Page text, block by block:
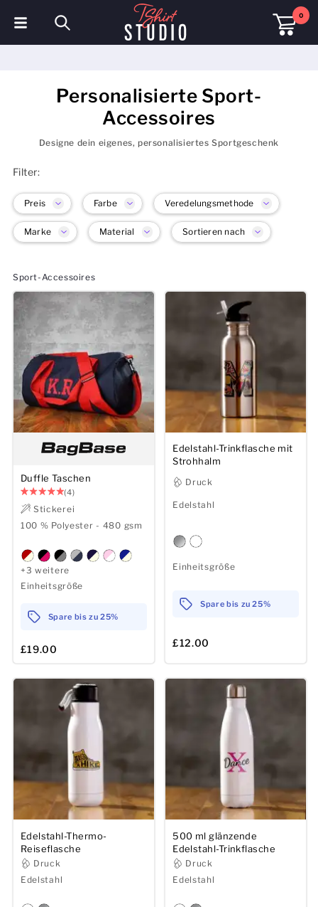
0
Sweatshirts
Sportbekleidung
Fleece & Jacken
Warnschutzkleidung
Herren
Damen
Kinder
Baby
Nachhaltig
Tassen
Taschen
Sport-Accessoires
Personalisierte Sport-
Accessoires
Designe dein eigenes, personalisiertes Sportgeschenk
Filter:
Preis Farbe Veredelungsmethode
Marke Material Sortieren nach
Sport-Accessoires
Duffle Taschen
(4)
Stickerei
100 % Polyester - 480 gsm
+3 weitere
Einheitsgröße
Spare bis zu 25%
£19.00
Edelstahl-Trinkflasche mit
Strohhalm
Druck
Edelstahl
Einheitsgröße
Spare bis zu 25%
£12.00
Edelstahl-Thermo-
Reiseflasche
Druck
Edelstahl
500 ml glänzende
Edelstahl-Trinkflasche
Druck
Edelstahl